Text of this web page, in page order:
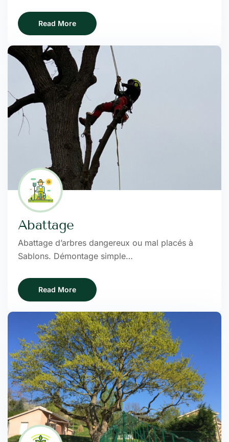
Read More
Abattage
Abattage d’arbres dangereux ou mal placés à
Sablons. Démontage simple…
Read More